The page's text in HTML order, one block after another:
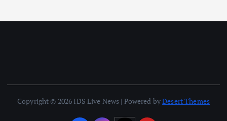
Copyright © 2026 IDS Live News | Powered byDesert Themes